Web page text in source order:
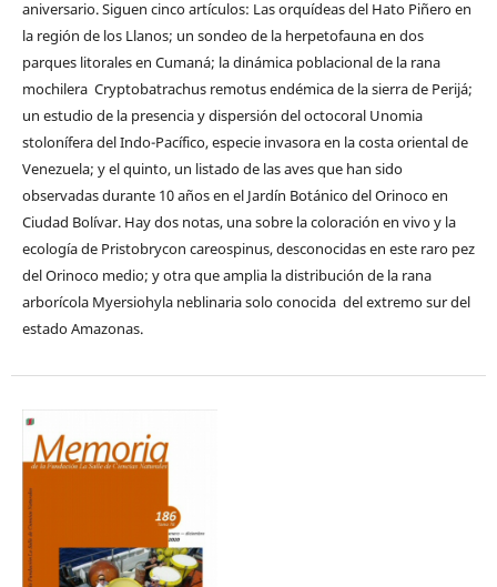
aniversario. Siguen cinco artículos: Las orquídeas del Hato Piñero en
la región de los Llanos; un sondeo de la herpetofauna en dos
parques litorales en Cumaná; la dinámica poblacional de la rana
mochilera Cryptobatrachus remotus endémica de la sierra de Perijá;
un estudio de la presencia y dispersión del octocoral Unomia
stolonífera del Indo-Pacífico, especie invasora en la costa oriental de
Venezuela; y el quinto, un listado de las aves que han sido
observadas durante 10 años en el Jardín Botánico del Orinoco en
Ciudad Bolívar. Hay dos notas, una sobre la coloración en vivo y la
ecología de Pristobrycon careospinus, desconocidas en este raro pez
del Orinoco medio; y otra que amplia la distribución de la rana
arborícola Myersiohyla neblinaria solo conocida del extremo sur del
estado Amazonas.